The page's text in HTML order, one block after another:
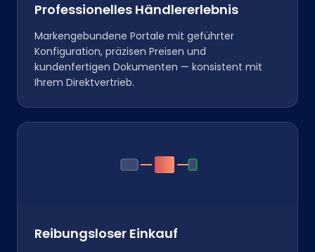
Professionelles Händlererlebnis
Markengebundene Portale mit geführter
Konfiguration, präzisen Preisen und
kundenfertigen Dokumenten — konsistent mit
Ihrem Direktvertrieb.
Reibungsloser Einkauf